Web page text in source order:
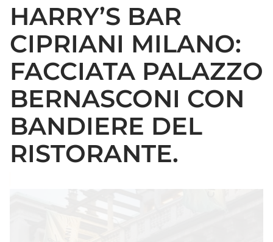
HARRY’S BAR
CIPRIANI MILANO:
FACCIATA PALAZZO
BERNASCONI CON
BANDIERE DEL
RISTORANTE.